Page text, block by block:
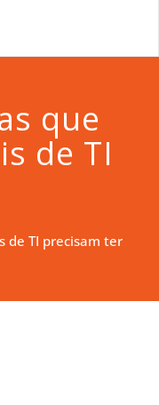
Support
que
de TI
de TI precisam ter